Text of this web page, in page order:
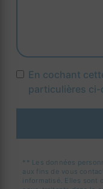
En cochant
particulières
** Les données
aux fins de vous
informatisé. Elles sont